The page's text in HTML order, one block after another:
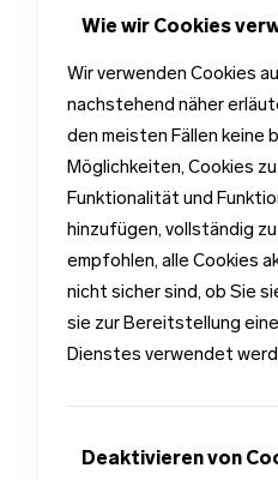
Wie wir Cookies
Wir verwenden Cookies
nachstehend näher
den meisten Fällen keine
Möglichkeiten, Cookies
Funktionalität und
hinzufügen, vollständig
empfohlen, alle Cookies
nicht sicher sind, ob Sie
sie zur Bereitstellung
Dienstes verwendet
Deaktivieren von